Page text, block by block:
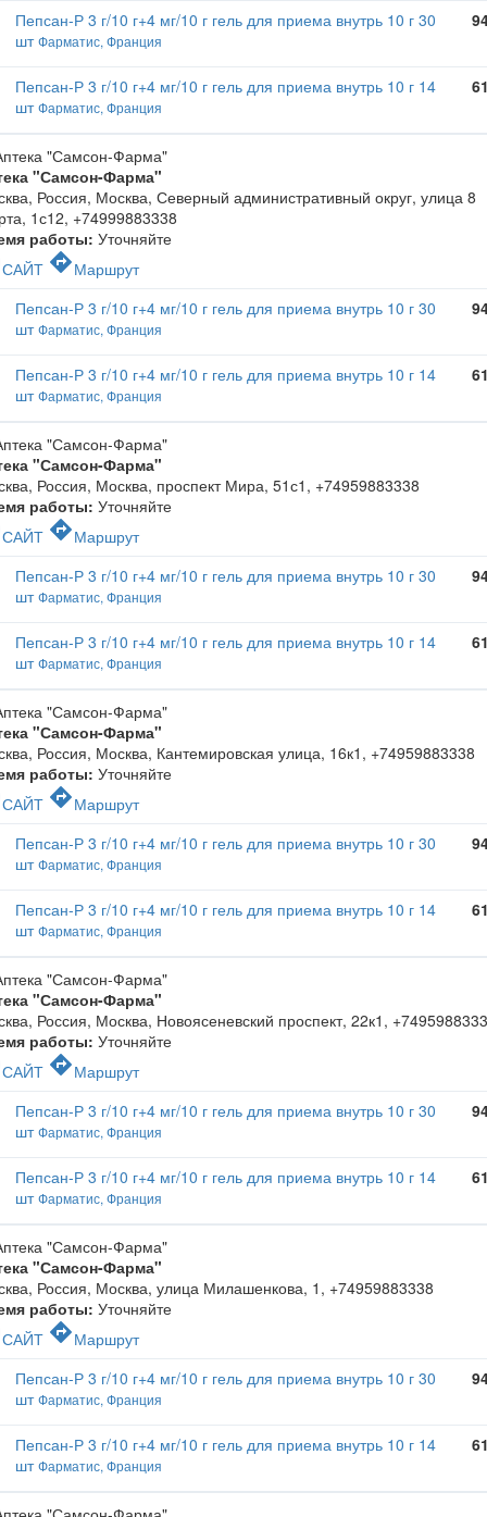
Пепсан-Р 3 г/10 г+4 мг/10 г гель для приема внутрь 10 г 30
штФарматис, Франция
Пепсан-Р 3 г/10 г+4 мг/10 г гель для приема внутрь 10 г 14
штФарматис, Франция
"Самсон-Фарма"
Россия, Москва, Северный административный округ, улица 8
1с12, +74999883338
работы: Уточняйте
САЙТ directionsМаршрут
Пепсан-Р 3 г/10 г+4 мг/10 г гель для приема внутрь 10 г 30
штФарматис, Франция
Пепсан-Р 3 г/10 г+4 мг/10 г гель для приема внутрь 10 г 14
штФарматис, Франция
"Самсон-Фарма"
Россия, Москва, проспект Мира, 51с1 , +74959883338
работы: Уточняйте
САЙТ directionsМаршрут
Пепсан-Р 3 г/10 г+4 мг/10 г гель для приема внутрь 10 г 30
штФарматис, Франция
Пепсан-Р 3 г/10 г+4 мг/10 г гель для приема внутрь 10 г 14
штФарматис, Франция
"Самсон-Фарма"
Россия, Москва, Кантемировская улица, 16к1 , +74959883338
работы: Уточняйте
САЙТ directionsМаршрут
Пепсан-Р 3 г/10 г+4 мг/10 г гель для приема внутрь 10 г 30
штФарматис, Франция
Пепсан-Р 3 г/10 г+4 мг/10 г гель для приема внутрь 10 г 14
штФарматис, Франция
"Самсон-Фарма"
Россия, Москва, Новоясеневский проспект, 22к1 ,
работы: Уточняйте
САЙТ directionsМаршрут
Пепсан-Р 3 г/10 г+4 мг/10 г гель для приема внутрь 10 г 30
штФарматис, Франция
Пепсан-Р 3 г/10 г+4 мг/10 г гель для приема внутрь 10 г 14
штФарматис, Франция
"Самсон-Фарма"
Россия, Москва, улица Милашенкова, 1 , +74959883338
работы: Уточняйте
САЙТ directionsМаршрут
Пепсан-Р 3 г/10 г+4 мг/10 г гель для приема внутрь 10 г 30
штФарматис, Франция
Пепсан-Р 3 г/10 г+4 мг/10 г гель для приема внутрь 10 г 14
штФарматис, Франция